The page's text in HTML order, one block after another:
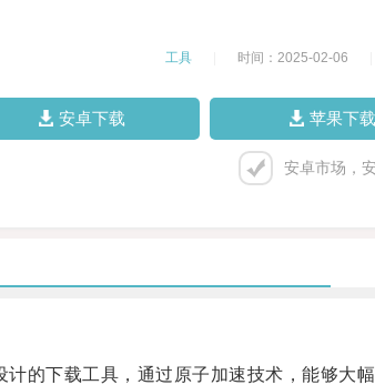
工具 时间：2025-02-06
安卓下载 苹果下载
安卓市场，
下载工具，通过原子加速技术，能够大幅